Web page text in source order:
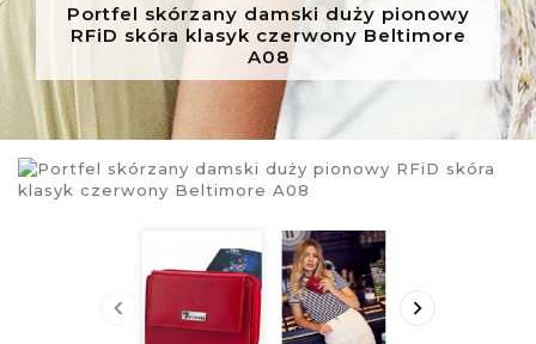
Portfel skórzany damski duży pionowy
RFiD skóra klasyk czerwony Beltimore
A08
 